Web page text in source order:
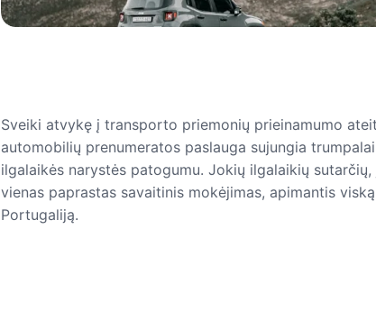
Sveiki atvykę į transporto priemonių prieinamumo
automobilių prenumeratos paslauga sujungia
ilgalaikės narystės patogumu. Jokių ilgalaikių
vienas paprastas savaitinis mokėjimas, apimantis
Portugaliją.